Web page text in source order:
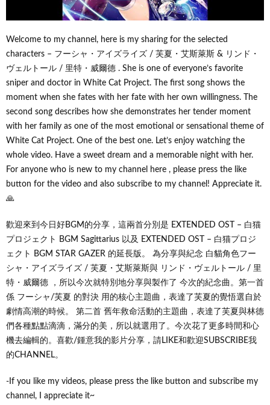
Welcome to my channel, here is my sharing for the selected
characters – フーシャ・アイズライズ / 芙夏・艾斯萊斯 & リンド・
ヴェルトール / 里特・威爾德 . She is one of everyone’s favorite
sniper and doctor in White Cat Project. The first song shows the
moment when she fates with her fate with her own willingness. The
second song describes how she demonstrates her tender moment
with her family as one of the most emotional or sensational theme of
White Cat Project. One of the best one. Let’s enjoy watching the
whole video. Have a sweet dream and a memorable night with her.
For anyone who is new to my channel here , please press the like
button for the video and also subscribe to my channel! Appreciate it.
🙏
歡迎來到今日好BGM的分享，這兩首分別是 EXTENDED OST – 白猫
プロジェクト BGM Sagittarius 以及 EXTENDED OST – 白猫プロジ
ェクト BGM STAR GAZER 的延長版。 為分享與紀念 白貓角色フー
シャ・アイズライズ / 芙夏・艾斯萊斯與 リンド・ヴェルトール / 里
特・威爾德 ，所以今次就特別地分享與製作了 今次的紀念曲。第一首
係 フーシャ/芙夏 的對決 用的核心主題曲，表達了芙夏的覺悟選自於
劇情高潮的時候。 第二首 舊年救命活動的主題曲，表達了芙夏與林德
們各種點點滴滴，滿分的美，所以就選用了。今次花了更多時間和心
機去編輯的。喜歡/鍾意我的影片分享，請LIKE和歡迎SUBSCRIBE我
的CHANNEL。
-If you like my videos, please press the like button and subscribe my
channel, I appreciate it~